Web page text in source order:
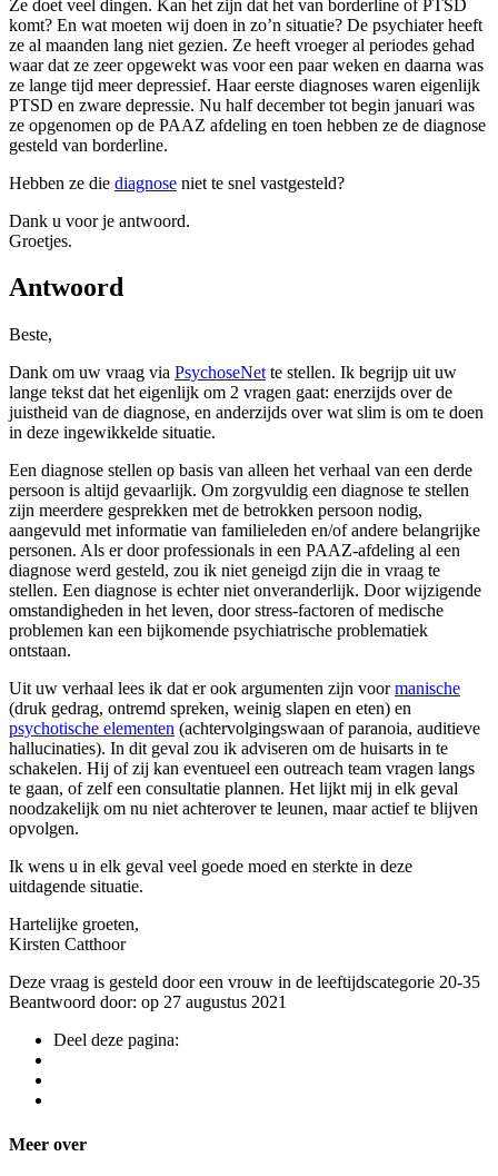
Ze doet veel dingen. Kan het zijn dat het van borderline of PTSD
komt? En wat moeten wij doen in zo’n situatie? De psychiater heeft
ze al maanden lang niet gezien. Ze heeft vroeger al periodes gehad
waar dat ze zeer opgewekt was voor een paar weken en daarna was
ze lange tijd meer depressief. Haar eerste diagnoses waren eigenlijk
PTSD en zware depressie. Nu half december tot begin januari was
ze opgenomen op de PAAZ afdeling en toen hebben ze de diagnose
gesteld van borderline.
Hebben ze die diagnose niet te snel vastgesteld?
Dank u voor je antwoord.
Groetjes.
Antwoord
Beste,
Dank om uw vraag via PsychoseNet te stellen. Ik begrijp uit uw
lange tekst dat het eigenlijk om 2 vragen gaat: enerzijds over de
juistheid van de diagnose, en anderzijds over wat slim is om te doen
in deze ingewikkelde situatie.
Een diagnose stellen op basis van alleen het verhaal van een derde
persoon is altijd gevaarlijk. Om zorgvuldig een diagnose te stellen
zijn meerdere gesprekken met de betrokken persoon nodig,
aangevuld met informatie van familieleden en/of andere belangrijke
personen. Als er door professionals in een PAAZ-afdeling al een
diagnose werd gesteld, zou ik niet geneigd zijn die in vraag te
stellen. Een diagnose is echter niet onveranderlijk. Door wijzigende
omstandigheden in het leven, door stress-factoren of medische
problemen kan een bijkomende psychiatrische problematiek
ontstaan.
Uit uw verhaal lees ik dat er ook argumenten zijn voormanische
(druk gedrag, ontremd spreken, weinig slapen en eten) en
psychotische elementen (achtervolgingswaan of paranoia, auditieve
hallucinaties). In dit geval zou ik adviseren om de huisarts in te
schakelen. Hij of zij kan eventueel een outreach team vragen langs
te gaan, of zelf een consultatie plannen. Het lijkt mij in elk geval
noodzakelijk om nu niet achterover te leunen, maar actief te blijven
opvolgen.
Ik wens u in elk geval veel goede moed en sterkte in deze
uitdagende situatie.
Hartelijke groeten,
Kirsten Catthoor
Deze vraag is gesteld door een vrouw in de leeftijdscategorie 20-35
Beantwoord door: op 27 augustus 2021
Deel deze pagina:
Meer over